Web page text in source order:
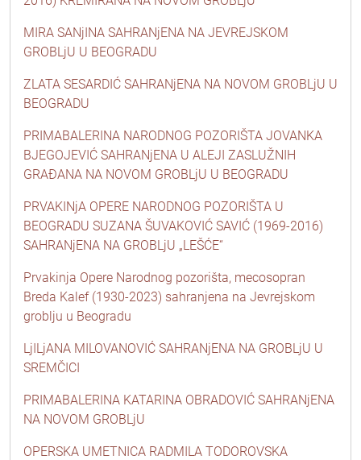
MIRA SANjINA SAHRANjENA NA JEVREJSKOM
GROBLjU U BEOGRADU
ZLATA SESARDIĆ SAHRANjENA NA NOVOM GROBLjU U
BEOGRADU
PRIMABALERINA NARODNOG POZORIŠTA JOVANKA
BJEGOJEVIĆ SAHRANjENA U ALEJI ZASLUŽNIH
GRAĐANA NA NOVOM GROBLjU U BEOGRADU
PRVAKINjA OPERE NARODNOG POZORIŠTA U
BEOGRADU SUZANA ŠUVAKOVIĆ SAVIĆ (1969-2016)
SAHRANjENA NA GROBLjU „LEŠĆE“
Prvakinja Opere Narodnog pozorišta, mecosopran
Breda Kalef (1930-2023) sahranjena na Jevrejskom
groblju u Beogradu
LjILjANA MILOVANOVIĆ SAHRANjENA NA GROBLjU U
SREMČICI
PRIMABALERINA KATARINA OBRADOVIĆ SAHRANjENA
NA NOVOM GROBLjU
OPERSKA UMETNICA RADMILA TODOROVSKA